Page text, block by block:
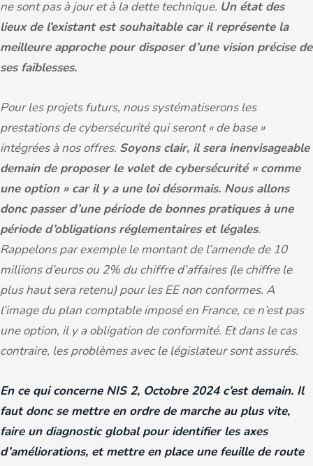
ne sont pas à jour et à la dette technique. Un état des
lieux de l’existant est souhaitable car il représente la
meilleure approche pour disposer d’une vision précise de
ses faiblesses.
Pour les projets futurs, nous systématiserons les
prestations de cybersécurité qui seront « de base »
intégrées à nos offres. Soyons clair, il sera inenvisageable
demain de proposer le volet de cybersécurité « comme
une option » car il y a une loi désormais. Nous allons
donc passer d’une période de bonnes pratiques à une
période d’obligations réglementaires et légales.
Rappelons par exemple le montant de l’amendede 10
millions d’euros ou 2% du chiffre d’affaires (le chiffre le
plus haut sera retenu) pour les EE non conformes. A
l’image du plan comptable imposé en France, ce n’est pas
une option, il y a obligation de conformité. Et dans le cas
contraire, les problèmes avec le législateur sont assurés.
En ce qui concerne NIS 2, Octobre 2024 c’est demain. Il
faut donc se mettre en ordre de marche au plus vite,
faire un diagnostic global pour identifier les axes
d’améliorations, et mettre en place une feuille de route